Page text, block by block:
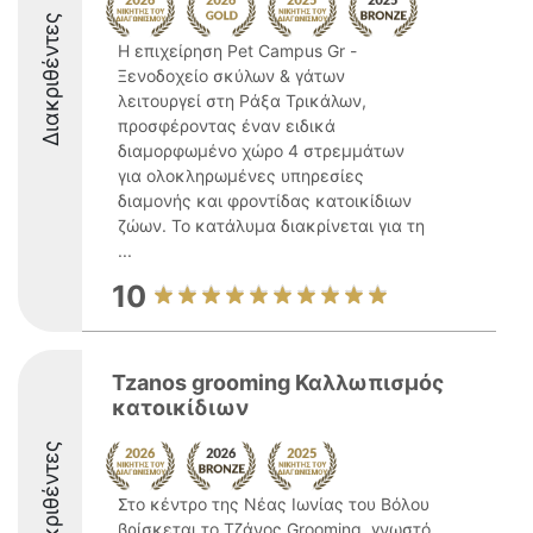
Διακριθέντες
Η επιχείρηση Pet Campus Gr -
Ξενοδοχείο σκύλων & γάτων
λειτουργεί στη Ράξα Τρικάλων,
προσφέροντας έναν ειδικά
διαμορφωμένο χώρο 4 στρεμμάτων
για ολοκληρωμένες υπηρεσίες
διαμονής και φροντίδας κατοικίδιων
ζώων. Το κατάλυμα διακρίνεται για τη
...
10
Tzanos grooming Καλλωπισμός
κατοικίδιων
Στο κέντρο της Νέας Ιωνίας του Βόλου
βρίσκεται το Τζάνος Grooming, γνωστό